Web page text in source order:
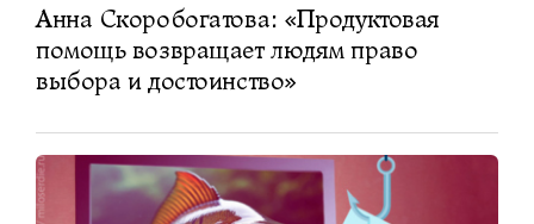
Анна Скоробогатова: «Продуктовая
помощь возвращает людям право
выбора и достоинство»